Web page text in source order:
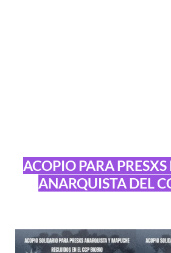
ACOPIO PARA
ANARQUISTA DEL